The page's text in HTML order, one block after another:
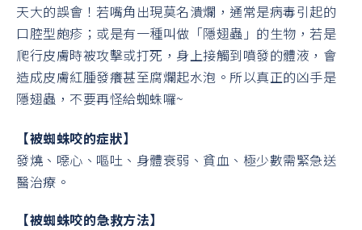
天大的誤會！若嘴角出現莫名潰爛，通常是病毒引起的
口腔型皰疹；或是有一種叫做「隱翅蟲」的生物，若是
爬行皮膚時被攻擊或打死，身上接觸到噴發的體液，會
造成皮膚紅腫發癢甚至腐爛起水泡。所以真正的凶手是
隱翅蟲，不要再怪給蜘蛛囉~
【被蜘蛛咬的症狀】
發燒、噁心、嘔吐、身體衰弱、貧血、極少數需緊急送
醫治療。
【被蜘蛛咬的急救方法】